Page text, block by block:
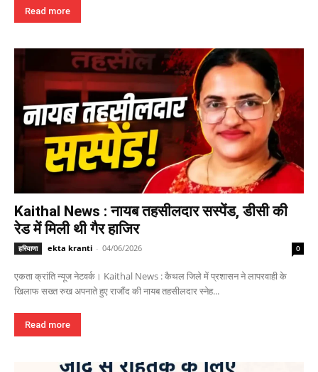
Read more
Kaithal News : नायब तहसीलदार सस्पेंड, डीसी की
रेड में मिली थी गैर हाजिर
हरियाणा ekta kranti - 04/06/2026 0
एकता क्रांति न्यूज नेटवर्क। Kaithal News : कैथल जिले में प्रशासन ने लापरवाही के
खिलाफ सख्त रुख अपनाते हुए राजौंद की नायब तहसीलदार स्नेह...
Read more